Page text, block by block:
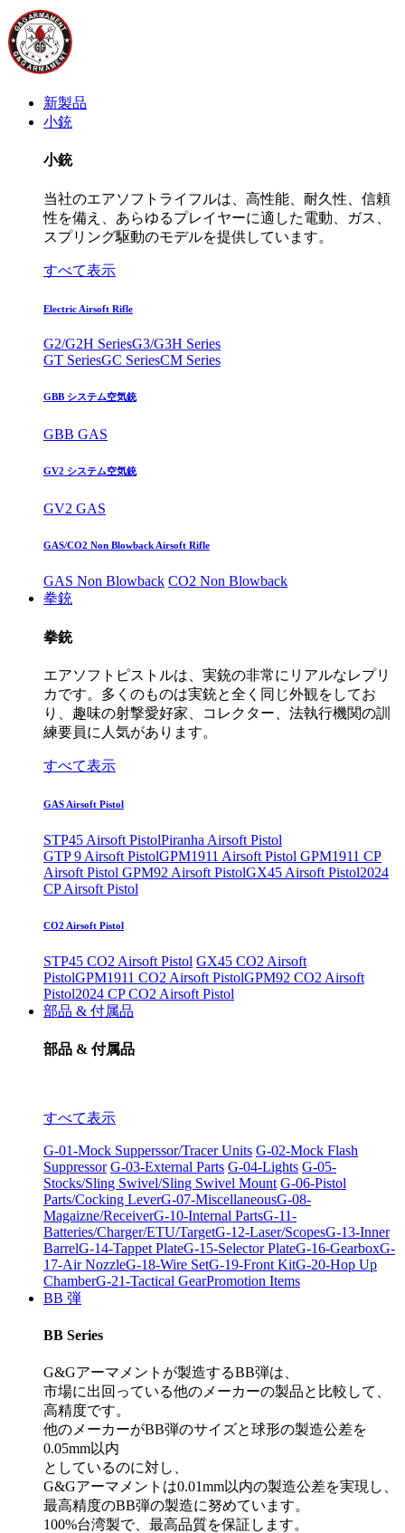
新製品
小銃
小銃
当社のエアソフトライフルは、高性能、耐久性、信頼
性を備え、あらゆるプレイヤーに適した電動、ガス、
スプリング駆動のモデルを提供しています。
すべて表示
Electric Airsoft Rifle
G2/G2H SeriesG3/G3H Series
GT SeriesGC SeriesCM Series
GBB システム空気銃
GBB GAS
GV2 システム空気銃
GV2 GAS
GAS/CO2 Non Blowback Airsoft Rifle
GAS Non Blowback CO2 Non Blowback
拳銃
拳銃
エアソフトピストルは、実銃の非常にリアルなレプリ
カです。多くのものは実銃と全く同じ外観をしてお
り、趣味の射撃愛好家、コレクター、法執行機関の訓
練要員に人気があります。
すべて表示
GAS Airsoft Pistol
STP45 Airsoft PistolPiranha Airsoft Pistol
GTP 9 Airsoft PistolGPM1911 Airsoft Pistol GPM1911 CP
Airsoft Pistol GPM92 Airsoft PistolGX45 Airsoft Pistol2024
CP Airsoft Pistol
CO2 Airsoft Pistol
STP45 CO2 Airsoft Pistol GX45 CO2 Airsoft
PistolGPM1911 CO2 Airsoft PistolGPM92 CO2 Airsoft
Pistol2024 CP CO2 Airsoft Pistol
部品 & 付属品
部品 & 付属品
すべて表示
G-01-Mock Supperssor/Tracer Units G-02-Mock Flash
Suppressor G-03-External Parts G-04-Lights G-05-
Stocks/Sling Swivel/Sling Swivel Mount G-06-Pistol
Parts/Cocking LeverG-07-MiscellaneousG-08-
Magaizne/ReceiverG-10-Internal PartsG-11-
Batteries/Charger/ETU/TargetG-12-Laser/ScopesG-13-Inner
BarrelG-14-Tappet PlateG-15-Selector PlateG-16-GearboxG-
17-Air NozzleG-18-Wire SetG-19-Front KitG-20-Hop Up
ChamberG-21-Tactical GearPromotion Items
BB 弾
BB Series
G&Gアーマメントが製造するBB弾は、
市場に出回っている他のメーカーの製品と比較して、
高精度です。
他のメーカーがBB弾のサイズと球形の製造公差を
0.05mm以内
としているのに対し、
G&Gアーマメントは0.01mm以内の製造公差を実現し、
最高精度のBB弾の製造に努めています。
100%台湾製で、最高品質を保証します。